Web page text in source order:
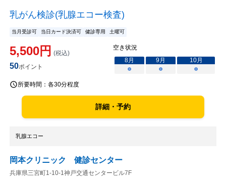
乳がん検診(乳腺エコー検査)
当月受診可 当日カード決済可 健診専用 土曜可
5,500円 (税込)
50ポイント
空き状況
8月 9月 10月
○
○ ○
所要時間： 各30分程度
詳細・予約
乳腺エコー
岡本クリニック 健診センター
兵庫県三宮町1-10-1神戸交通センタービル7F